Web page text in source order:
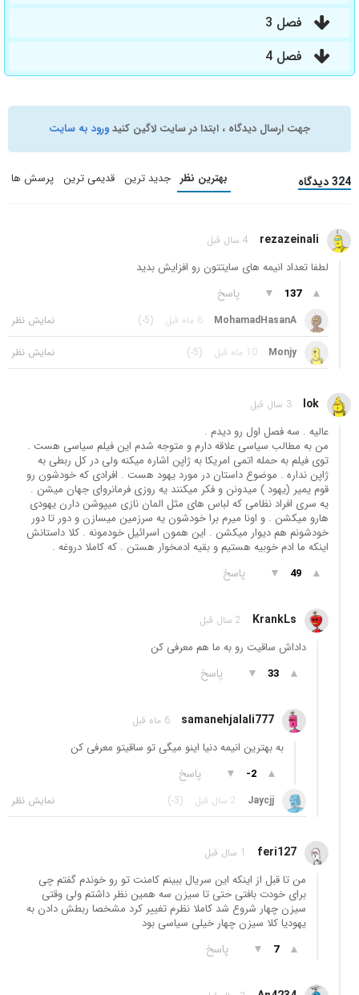
فصل 3
فصل 4
جهت ارسال دیدگاه ، ابتدا در سایت لاگین کنیدورود به سایت
324 دیدگاه بهترین نظر جدید ترین قدیمی ترین پرسش ها
rezazeinali 4 سال قبل
لطفا تعداد انیمه های سایتتون رو افزایش بدید
▲
137
▼ پاسخ
MohamadHasanA 6 ماه قبل (-5)
Monjy 10 ماه قبل (-5)
lok 3 سال قبل
عالیه . سه فصل اول رو دیدم .
من به مطالب سیاسی علاقه دارم و متوجه شدم این فیلم سیاسی هست .
توی فیلم به حمله اتمی امریکا به ژاپن اشاره میکنه ولی در کل ربطی به
ژاپن نداره . موضوع داستان در مورد یهود هست . افرادی که خودشون رو
قوم یمیر (یهود ) میدونن و فکر میکنند یه روزی فرمانروای جهان میشن .
یه سری افراد نظامی که لباس های مثل المان نازی میپوشن دارن یهودی
هارو میکشن . و اونا میرم برا خودشون یه سرزمین میسازن و دور تا دور
خودشونم هم دیوار میکشن . این همون اسرائیل خودمونه . کلا داستانش
اینکه ما ادم خوبیه هستیم و بقیه ادمخوار هستن . که کاملا دروغه .
▲
49
▼ پاسخ
KrankLs 2 سال قبل
داداش ساقیت رو به ما هم معرفی کن
▲
33
▼ پاسخ
samanehjalali777 6 ماه قبل
به بهترین انیمه دنیا اینو میگی تو ساقیتو معرفی کن
▲
-2
▼ پاسخ
Jaycjj 2 سال قبل (-3)
feri127 1 سال قبل
من تا قبل از اینکه این سریال ببینم کامنت تو رو خوندم گفتم چی
برای خودت بافتی حتی تا سیزن سه همین نظر داشتم ولی وقتی
سیزن چهار شروع شد کاملا نظرم تغییر کرد مشخصا ربطش دادن به
یهودیا کلا سیزن چهار خیلی سیاسی بود
▲
7
▼ پاسخ